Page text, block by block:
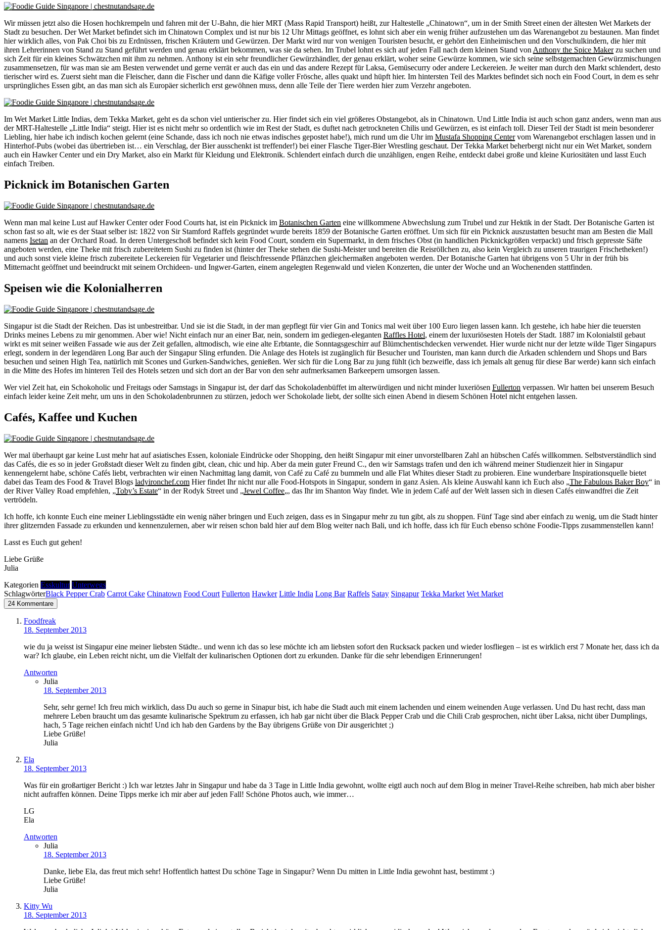
Wir müssen jetzt also die Hosen hochkrempeln und fahren mit der U-Bahn, die hier MRT (Mass Rapid Transport) heißt, zur Haltestelle „Chinatown“, um in der Smith Street einen der ältesten Wet Markets der
Stadt zu besuchen. Der Wet Market befindet sich im Chinatown Complex und ist nur bis 12 Uhr Mittags geöffnet, es lohnt sich aber ein wenig früher aufzustehen um das Warenangebot zu bestaunen. Man findet
hier wirklich alles, von Pak Choi bis zu Erdnüssen, frischen Kräutern und Gewürzen. Der Markt wird nur von wenigen Touristen besucht, er gehört den Einheimischen und den Vorschulkindern, die hier mit
ihren Lehrerinnen von Stand zu Stand geführt werden und genau erklärt bekommen, was sie da sehen. Im Trubel lohnt es sich auf jeden Fall nach dem kleinen Stand vonAnthony the Spice Makerzu suchen und
sich Zeit für ein kleines Schwätzchen mit ihm zu nehmen. Anthony ist ein sehr freundlicher Gewürzhändler, der genau erklärt, woher seine Gewürze kommen, wie sich seine selbstgemachten Gewürzmischungen
zusammensetzen, für was man sie am Besten verwendet und gerne verrät er auch das ein und das andere Rezept für Laksa, Gemüsecurry oder andere Leckereien. Je weiter man durch den Markt schlendert, desto
tierischer wird es. Zuerst sieht man die Fleischer, dann die Fischer und dann die Käfige voller Frösche, alles quakt und hüpft hier. Im hintersten Teil des Marktes befindet sich noch ein Food Court, in dem es sehr
ursprüngliches Essen gibt, an das man sich als Europäer sicherlich erst gewöhnen muss, denn alle Teile der Tiere werden hier zum Verzehr angeboten.
Im Wet Market Little Indias, dem Tekka Market, geht es da schon viel untierischer zu. Hier findet sich ein viel größeres Obstangebot, als in Chinatown. Und Little India ist auch schon ganz anders, wenn man aus
der MRT-Haltestelle „Little India“ steigt. Hier ist es nicht mehr so ordentlich wie im Rest der Stadt, es duftet nach getrockneten Chilis und Gewürzen, es ist einfach toll. Dieser Teil der Stadt ist mein besonderer
Liebling, hier habe ich indisch kochen gelernt (eine Schande, dass ich noch nie etwas indisches gepostet habe!), mich rund um die Uhr im Mustafa Shopping Centervom Warenangebot erschlagen lassen und in
Hinterhof-Pubs (wobei das übertrieben ist… ein Verschlag, der Bier ausschenkt ist treffender!) bei einer Flasche Tiger-Bier Wrestling geschaut. Der Tekka Market beherbergt nicht nur ein Wet Market, sondern
auch ein Hawker Center und ein Dry Market, also ein Markt für Kleidung und Elektronik. Schlendert einfach durch die unzähligen, engen Reihe, entdeckt dabei große und kleine Kuriositäten und lasst Euch
einfach Treiben.
Picknick im Botanischen Garten
Wenn man mal keine Lust auf Hawker Center oder Food Courts hat, ist ein Picknick im Botanischen Garten eine willkommene Abwechslung zum Trubel und zur Hektik in der Stadt. Der Botanische Garten ist
schon fast so alt, wie es der Staat selber ist: 1822 von Sir Stamford Raffels gegründet wurde bereits 1859 der Botanische Garten eröffnet. Um sich für ein Picknick auszustatten besucht man am Besten die Mall
namens Isetan an der Orchard Road. In deren Untergeschoß befindet sich kein Food Court, sondern ein Supermarkt, in dem frisches Obst (in handlichen Picknickgrößen verpackt) und frisch gepresste Säfte
angeboten werden, eine Theke mit frisch zubereitetem Sushi zu finden ist (hinter der Theke stehen die Sushi-Meister und bereiten die Reisröllchen zu, also kein Vergleich zu unseren traurigen Frischetheken!)
und auch sonst viele kleine frisch zubereitete Leckereien für Vegetarier und fleischfressende Pflänzchen gleichermaßen angeboten werden. Der Botanische Garten hat übrigens von 5 Uhr in der früh bis
Mitternacht geöffnet und beeindruckt mit seinem Orchideen- und Ingwer-Garten, einem angelegten Regenwald und vielen Konzerten, die unter der Woche und an Wochenenden stattfinden.
Speisen wie die Kolonialherren
Singapur ist die Stadt der Reichen. Das ist unbestreitbar. Und sie ist die Stadt, in der man gepflegt für vier Gin and Tonics mal weit über 100 Euro liegen lassen kann. Ich gestehe, ich habe hier die teuersten
Drinks meines Lebens zu mir genommen. Aber wie! Nicht einfach nur an einer Bar, nein, sondern im gediegen-eleganten Raffles Hotel, einem der luxuriösesten Hotels der Stadt. 1887 im Kolonialstil gebaut
wirkt es mit seiner weißen Fassade wie aus der Zeit gefallen, altmodisch, wie eine alte Erbtante, die Sonntagsgeschirr auf Blümchentischdecken verwendet. Hier wurde nicht nur der letzte wilde Tiger Singapurs
erlegt, sondern in der legendären Long Bar auch der Singapur Sling erfunden. Die Anlage des Hotels ist zugänglich für Besucher und Touristen, man kann durch die Arkaden schlendern und Shops und Bars
besuchen und seinen High Tea, natürlich mit Scones und Gurken-Sandwiches, genießen. Wer sich für die Long Bar zu jung fühlt (ich bezweifle, dass ich jemals alt genug für diese Bar werde) kann sich einfach
in die Mitte des Hofes im hinteren Teil des Hotels setzen und sich dort an der Bar von den sehr aufmerksamen Barkeepern umsorgen lassen.
Wer viel Zeit hat, ein Schokoholic und Freitags oder Samstags in Singapur ist, der darf das Schokoladenbüffet im alterwürdigen und nicht minder luxeriösen Fullerton verpassen. Wir hatten bei unserem Besuch
einfach leider keine Zeit mehr, um uns in den Schokoladenbrunnen zu stürzen, jedoch wer Schokolade liebt, der sollte sich einen Abend in diesem Schönen Hotel nicht entgehen lassen.
Cafés, Kaffee und Kuchen
Wer mal überhaupt gar keine Lust mehr hat auf asiatisches Essen, koloniale Eindrücke oder Shopping, den heißt Singapur mit einer unvorstellbaren Zahl an hübschen Cafés willkommen. Selbstverständlich sind
das Cafés, die es so in jeder Großstadt dieser Welt zu finden gibt, clean, chic und hip. Aber da mein guter Freund C., den wir Samstags trafen und den ich während meiner Studienzeit hier in Singapur
kennengelernt habe, schöne Cafés liebt, verbrachten wir einen Nachmittag lang damit, von Café zu Café zu bummeln und alle Flat Whites dieser Stadt zu probieren. Eine wunderbare Inspirationsquelle bietet
dabei das Team des Food & Travel Blogs ladyironchef.com Hier findet Ihr nicht nur alle Food-Hotspots in Singapur, sondern in ganz Asien. Als kleine Auswahl kann ich Euch also „The Fabulous Baker Boy“ in
der River Valley Road empfehlen, „Toby’s Estate“ in der Rodyk Street und „Jewel Coffee„, das Ihr im Shanton Way findet. Wie in jedem Café auf der Welt lassen sich in diesen Cafés einwandfrei die Zeit
vertrödeln.
Ich hoffe, ich konnte Euch eine meiner Lieblingsstädte ein wenig näher bringen und Euch zeigen, dass es in Singapur mehr zu tun gibt, als zu shoppen. Fünf Tage sind aber einfach zu wenig, um die Stadt hinter
ihrer glitzernden Fassade zu erkunden und kennenzulernen, aber wir reisen schon bald hier auf dem Blog weiter nach Bali, und ich hoffe, dass ich für Euch ebenso schöne Foodie-Tipps zusammenstellen kann!
Lasst es Euch gut gehen!
Liebe Grüße
Julia
Kategorien Esskultur Unterwegs
SchlagwörterBlack Pepper Crab Carrot Cake Chinatown Food Court Fullerton Hawker Little India Long Bar Raffels Satay Singapur Tekka Market Wet Market
24 Kommentare
Foodfreak
18. September 2013
wie du ja weisst ist Singapur eine meiner liebsten Städte.. und wenn ich das so lese möchte ich am liebsten sofort den Rucksack packen und wieder losfliegen – ist es wirklich erst 7 Monate her, dass ich da
war? Ich glaube, ein Leben reicht nicht, um die Vielfalt der kulinarischen Optionen dort zu erkunden. Danke für die sehr lebendigen Erinnerungen!
Antworten
Julia
18. September 2013
Sehr, sehr gerne! Ich freu mich wirklich, dass Du auch so gerne in Sinapur bist, ich habe die Stadt auch mit einem lachenden und einem weinenden Auge verlassen. Und Du hast recht, dass man
mehrere Leben braucht um das gesamte kulinarische Spektrum zu erfassen, ich hab gar nicht über die Black Pepper Crab und die Chili Crab gesprochen, nicht über Laksa, nicht über Dumplings,
hach, 5 Tage reichen einfach nicht! Und ich hab den Gardens by the Bay übrigens Grüße von Dir ausgerichtet ;)
Liebe Grüße!
Julia
Ela
18. September 2013
Was für ein großartiger Bericht :) Ich war letztes Jahr in Singapur und habe da 3 Tage in Little India gewohnt, wollte eigtl auch noch auf dem Blog in meiner Travel-Reihe schreiben, hab mich aber bisher
nicht aufraffen können. Deine Tipps merke ich mir aber auf jeden Fall! Schöne Photos auch, wie immer…
LG
Ela
Antworten
Julia
18. September 2013
Danke, liebe Ela, das freut mich sehr! Hoffentlich hattest Du schöne Tage in Singapur? Wenn Du mitten in Little India gewohnt hast, bestimmt :)
Liebe Grüße!
Julia
Kitty Wu
18. September 2013